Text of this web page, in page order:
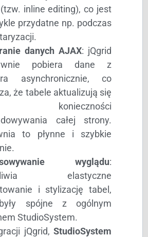
inline editing), co jest
przydatne np. podczas
danych AJAX: jQgrid
pobiera dane z
asynchronicznie, co
że tabele aktualizują się
konieczności
całej strony.
to płynne i szybkie
wyglądu:
elastyczne
i stylizację tabel,
spójne z ogólnym
StudioSystem.
jQgrid, StudioSystem